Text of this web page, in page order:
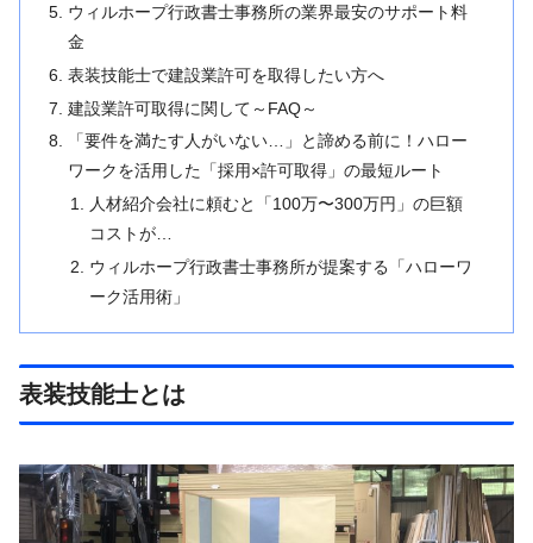
ウィルホープ行政書士事務所の業界最安のサポート料
金
表装技能士で建設業許可を取得したい方へ
建設業許可取得に関して～FAQ～
「要件を満たす人がいない…」と諦める前に！ハロー
ワークを活用した「採用×許可取得」の最短ルート
人材紹介会社に頼むと「100万〜300万円」の巨額
コストが…
ウィルホープ行政書士事務所が提案する「ハローワ
ーク活用術」
表装技能士とは